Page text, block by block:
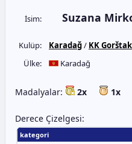
İsim: Suzana
Kulüp: Karadağ/ KK
Ülke:
Karadağ
Madalyalar: 2x 1x
Derece Çizelgesi:
kategori